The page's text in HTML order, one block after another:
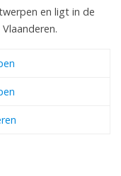
en ligt in de